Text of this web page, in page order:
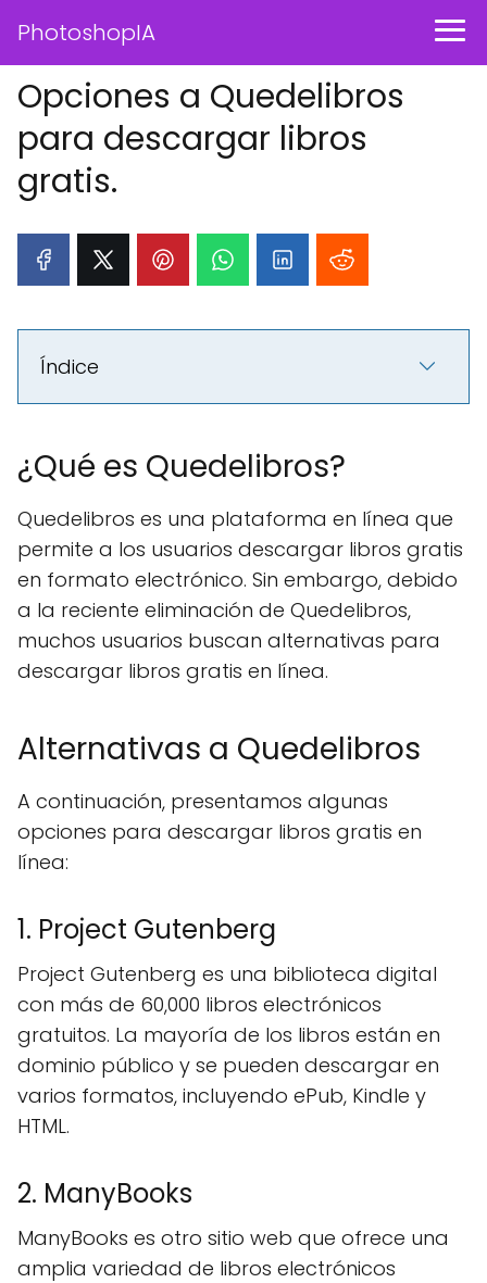
PhotoshopIA
Opciones a Quedelibros
para descargar libros
gratis.
Índice
¿Qué es Quedelibros?
Quedelibros es una plataforma en línea que
permite a los usuarios descargar libros gratis
en formato electrónico. Sin embargo, debido
a la reciente eliminación de Quedelibros,
muchos usuarios buscan alternativas para
descargar libros gratis en línea.
Alternativas a Quedelibros
A continuación, presentamos algunas
opciones para descargar libros gratis en
línea:
1. Project Gutenberg
Project Gutenberg es una biblioteca digital
con más de 60,000 libros electrónicos
gratuitos. La mayoría de los libros están en
dominio público y se pueden descargar en
varios formatos, incluyendo ePub, Kindle y
HTML.
2. ManyBooks
ManyBooks es otro sitio web que ofrece una
amplia variedad de libros electrónicos